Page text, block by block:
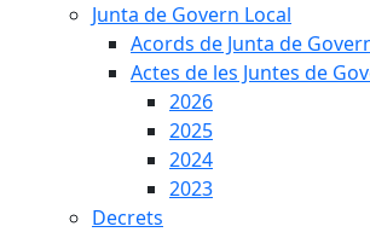
Junta de Govern Local
Acords de Junta de
Actes de les Juntes de
2026
2025
2024
2023
Decrets